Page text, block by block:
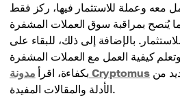
قابلية التوسع
50,000 TPS
معه وعملة للاستثمار فيها، ركز فقط
يُنصح بمراقبة سوق العملات المشفرة
للاستثمار. بالإضافة إلى ذلك، للبقاء على
وتعلم كيفية العمل مع العملات المشفرة
بكفاءة، اقرأ مدونة Cryptomusالخاصة بنا، حيث ستجد العديد من
الأدلة والمقالات المفيدة.